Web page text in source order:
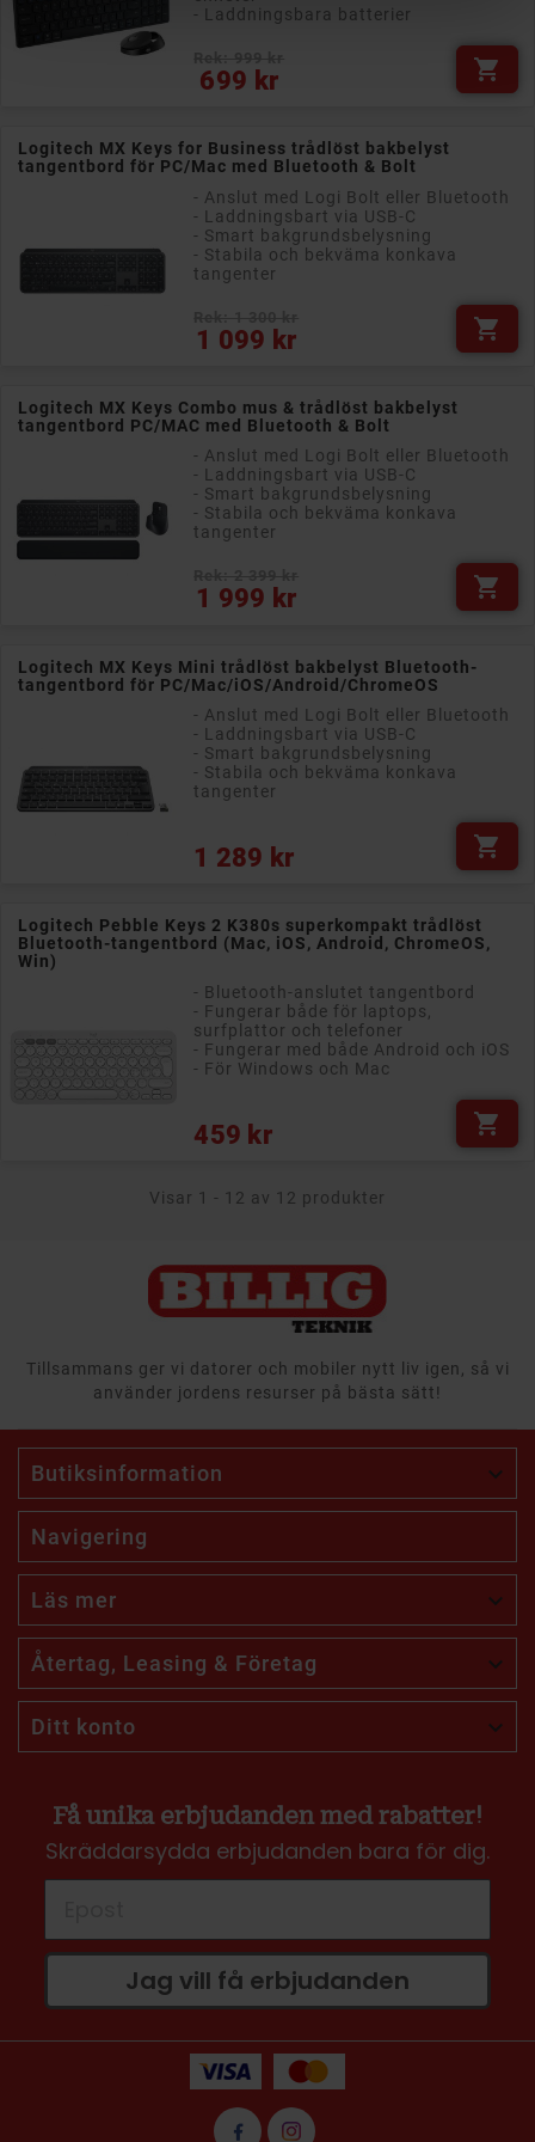
- Laddningsbara batterier
699 kr
Pris 
Logitech MX Keys for Business trådlöst bakbelyst
tangentbord för PC/Mac med Bluetooth & Bolt
- Anslut med Logi Bolt eller Bluetooth
- Laddningsbart via USB-C
- Smart bakgrundsbelysning
- Stabila och bekväma konkava
tangenter
1 099 kr
Pris 
Logitech MX Keys Combo mus & trådlöst bakbelyst
tangentbord PC/MAC med Bluetooth & Bolt
- Anslut med Logi Bolt eller Bluetooth
- Laddningsbart via USB-C
- Smart bakgrundsbelysning
- Stabila och bekväma konkava
tangenter
1 999 kr
Pris 
Logitech MX Keys Mini trådlöst bakbelyst Bluetooth-
tangentbord för PC/Mac/iOS/Android/ChromeOS
- Anslut med Logi Bolt eller Bluetooth
- Laddningsbart via USB-C
- Smart bakgrundsbelysning
- Stabila och bekväma konkava
tangenter
1 289 kr
Pris 
Logitech Pebble Keys 2 K380s superkompakt trådlöst
Bluetooth-tangentbord (Mac, iOS, Android, ChromeOS,
Win)
- Bluetooth-anslutet tangentbord
- Fungerar både för laptops,
surfplattor och telefoner
- Fungerar med både Android och iOS
- För Windows och Mac
459 kr
Pris 
Visar 1 - 12 av 12 produkter
Tillsammans ger vi datorer och mobiler nytt liv igen, så vi
använder jordens resurser på bästa sätt!
Butiksinformation 
Navigering
Läs mer 
Återtag, Leasing & Företag 
Ditt konto 
Få unika erbjudanden med rabatter!
Skräddarsydda erbjudanden bara för dig.
Jag vill få erbjudanden